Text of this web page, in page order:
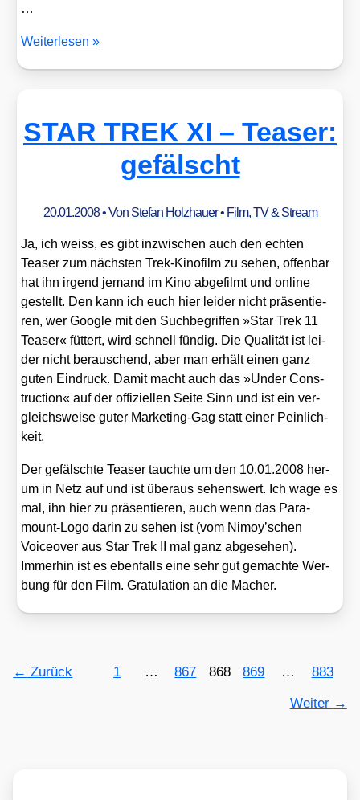
…
OSCAR
2008
Wei­ter­le­sen »
STAR TREK XI – Teaser:
gefälscht
20.01.2008• Von Stefan Holzhauer• Film, TV & Stream
Ja, ich weiss, es gibt inzwi­schen auch den ech­ten
Teaser zum nächs­ten Trek-Kino­film zu sehen, offen­bar
hat ihn irgend jemand im Kino abge­filmt und online
gestellt. Den kann ich euch hier lei­der nicht prä­sen­tie­
ren, wer Goog­le mit den Such­be­grif­fen »Star Trek 11
Teaser« füt­tert, wird schnell fün­dig. Die Qua­li­tät ist lei­
der nicht berau­schend, aber man erhält einen ganz
guten Ein­druck. Damit macht auch das »Under Con­s­
truc­tion« auf der offi­zi­el­len Sei­te Sinn und ist ein ver­
gleichs­wei­se guter Mar­ke­ting-Gag statt einer Pein­lich­
keit.
Der gefälsch­te Teaser tauch­te um den 10.01.2008 her­
um in Netz auf und ist über­aus sehens­wert. Ich wage es
mal, ihn hier zu prä­sen­tie­ren, auch wenn das Para­
mount-Logo dar­in zu sehen ist (vom Nimoy’schen
Voice­over aus Star Trek II mal ganz abge­se­hen).
Immer­hin ist es eben­falls eine sehr gut gemach­te Wer­
bung für den Film. Gra­tu­la­ti­on an die Macher.
← Zurück 1 … 867 868 869 … 883
Weiter →